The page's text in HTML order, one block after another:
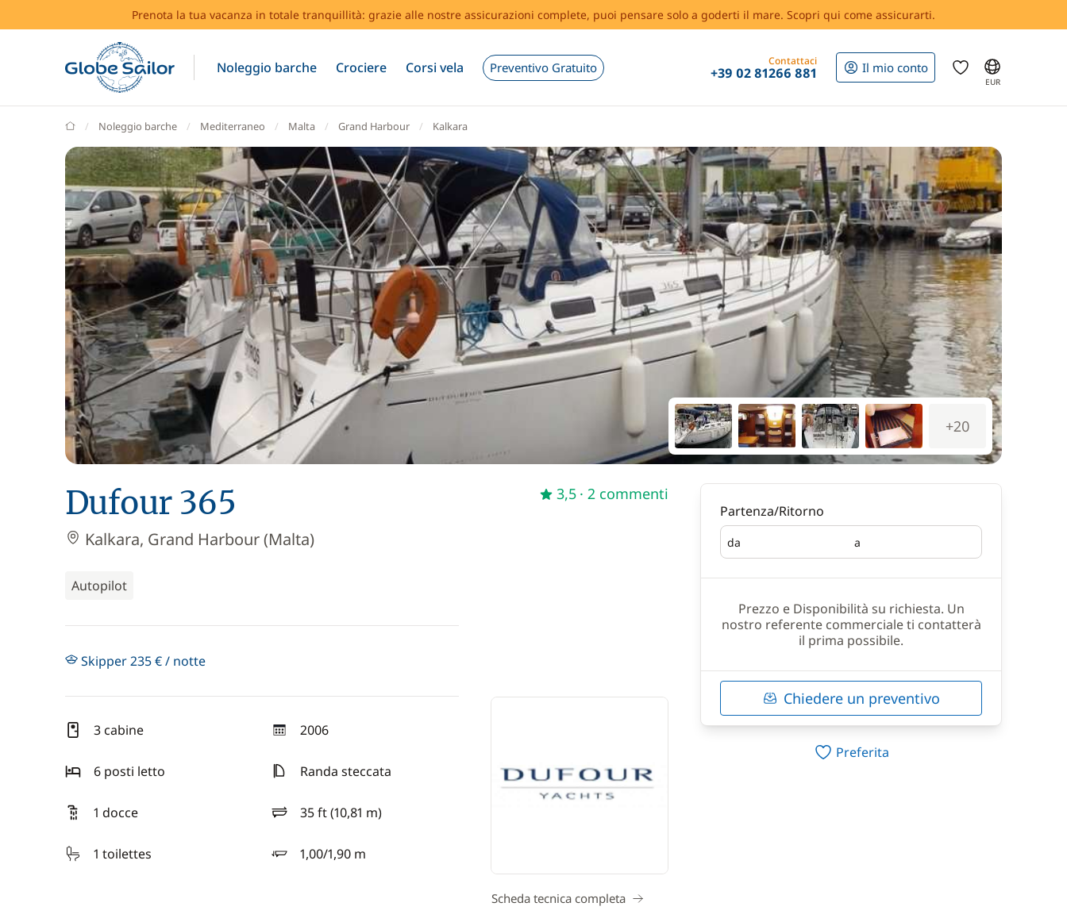
Prenota la tua vacanza in totale tranquillità: grazie alle nostre assicurazioni complete, puoi pensare solo a goderti il mare. Scopri qui come assicurarti.
Noleggio barche Crociere Corsi vela Preventivo Gratuito Contattaci
+39 02 81266 881 Il mio conto
EUR
GlobeSailor
Noleggio barche Mediterraneo Malta Grand Harbour Kalkara
+20
Dufour 365
Kalkara, Grand Harbour (Malta)
Autopilot
3,5 · 2 commenti
Skipper 235 € / notte
3 cabine 2006
anno
6 posti letto
Randa steccata
1 docce 35 ft (10,81 m)
lunghezza
1 toilettes
1,00/1,90 m
pescaggio
Scheda tecnica completa
Partenza/Ritorno
da
Partenza a
Ritorno
Prezzo e Disponibilità su richiesta. Un
nostro referente commerciale ti contatterà
il prima possibile.
Chiedere un preventivo
Preferita